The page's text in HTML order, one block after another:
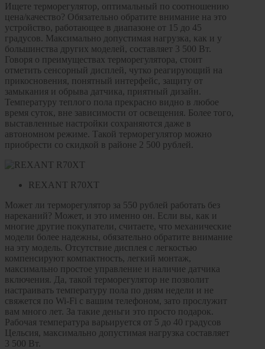
Ищете терморегулятор, оптимальный по соотношению
цена/качество? Обязательно обратите внимание на это
устройство, работающее в диапазоне от 15 до 45
градусов. Максимально допустимая нагрузка, как и у
большинства других моделей, составляет 3 500 Вт.
Говоря о преимуществах терморегулятора, стоит
отметить сенсорный дисплей, чутко реагирующий на
прикосновения, понятный интерфейс, защиту от
замыкания и обрыва датчика, приятный дизайн.
Температуру теплого пола прекрасно видно в любое
время суток, вне зависимости от освещения. Более того,
выставленные настройки сохраняются даже в
автономном режиме. Такой терморегулятор можно
приобрести со скидкой в районе 2 500 рублей.
REXANT R70XT
Может ли терморегулятор за 550 рублей работать без
нареканий? Может, и это именно он. Если вы, как и
многие другие покупатели, считаете, что механические
модели более надежны, обязательно обратите внимание
на эту модель. Отсутствие дисплея с легкостью
компенсируют компактность, легкий монтаж,
максимально простое управление и наличие датчика
включения. Да, такой терморегулятор не позволит
настраивать температуру пола по дням недели и не
свяжется по Wi-Fi с вашим телефоном, зато прослужит
вам много лет. За такие деньги это просто подарок.
Рабочая температура варьируется от 5 до 40 градусов
Цельсия, максимально допустимая нагрузка составляет
3 500 Вт.